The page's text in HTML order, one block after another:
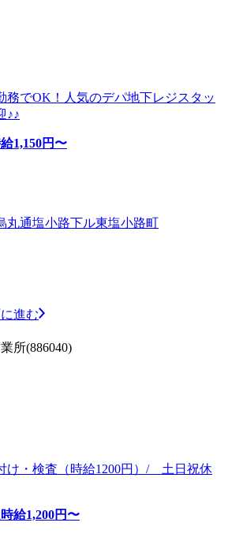
でOK！人気のデパ地下レジスタッ
♪♪
1,150円〜
丸通塩小路下ル東塩小路町
進む
所(886040)
け・検査（時給1200円）/ 土日祝休
時給1,200円〜